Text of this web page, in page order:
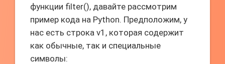
функции filter(), давайте рассмотрим
пример кода на Python. Предположим, у
нас есть строка v1, которая содержит
как обычные, так и специальные
символы: